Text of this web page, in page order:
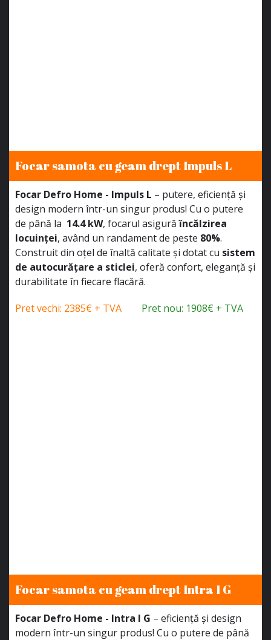
Focar samota cu geam drept Impuls L
Focar Defro Home - Impuls L – putere, eficiență și
design modern într-un singur produs! Cu o putere
de până la 14.4 kW, focarul asigurăîncălzirea
locuinței, având un randament de peste 80%.
Construit din oțel de înaltă calitate și dotat cu sistem
de autocurățare a sticlei, oferă confort, eleganță și
durabilitate în fiecare flacără.
Pret vechi: 2385€ + TVA
Pret nou: 1908€ + TVA
Focar samota cu geam drept Intra I G
Focar Defro Home - Intra I G – eficiență și design
modern într-un singur produs! Cu o putere de până